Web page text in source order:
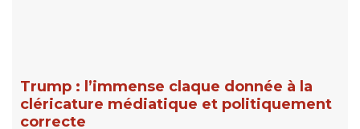
Trump : l’immense claque donnée à la
cléricature médiatique et politiquement
correcte